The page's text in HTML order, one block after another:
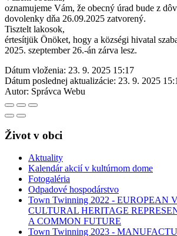
oznamujeme Vám, že obecný úrad bude z
dovolenky dňa 26.09.2025 zatvorený.
Tisztelt lakosok,
értesítjük Önöket, hogy a községi hivatal
2025. szeptember 26.-án zárva lesz.
Dátum vloženia: 23. 9. 2025 15:17
Dátum poslednej aktualizácie: 23. 9. 2025
Autor: Správca Webu
Život v obci
Aktuality
Kalendár akcií v kultúrnom dome
Fotogaléria
Odpadové hospodárstvo
Town Twinning 2022 - EUROPEAN
CULTURAL HERITAGE
A COMMON FUTURE
Town Twinning 2023 -